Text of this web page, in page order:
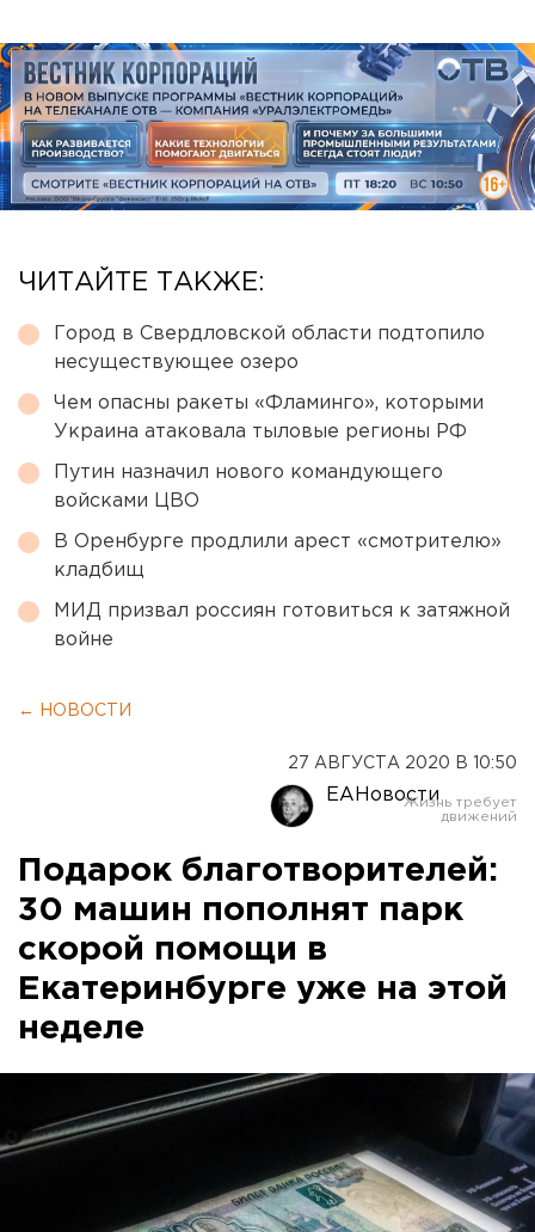
ЧИТАЙТЕ ТАКЖЕ:
Город в Свердловской области подтопило
несуществующее озеро
Чем опасны ракеты «Фламинго», которыми
Украина атаковала тыловые регионы РФ
Путин назначил нового командующего
войсками ЦВО
В Оренбурге продлили арест «смотрителю»
кладбищ
МИД призвал россиян готовиться к затяжной
войне
← НОВОСТИ
27 АВГУСТА 2020 В 10:50
ЕАНовости
Подарок благотворителей:
30 машин пополнят парк
скорой помощи в
Екатеринбурге уже на этой
неделе